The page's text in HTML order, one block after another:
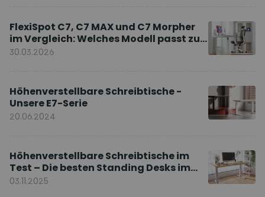
FlexiSpot C7, C7 MAX und C7 Morpher
im Vergleich: Welches Modell passt zu
Ihnen?
30.03.2026
Höhenverstellbare Schreibtische -
Unsere E7-Serie
20.06.2024
Höhenverstellbare Schreibtische im
Test – Die besten Standing Desks im
Vergleich
03.11.2025